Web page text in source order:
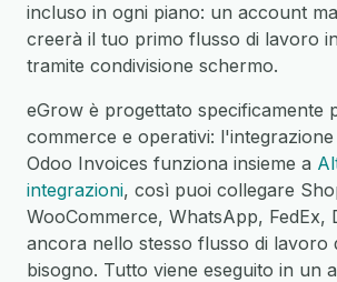
incluso in ogni piano: un account
creerà il tuo primo flusso di lavoro
tramite condivisione schermo.
eGrow è progettato specificamente
commerce e operativi:
Odoo Invoices funziona insieme a
integrazioni, così puoi collegare
WooCommerce, WhatsApp, FedEx,
ancora nello stesso flusso di lavoro
bisogno. Tutto viene eseguito in un